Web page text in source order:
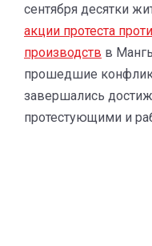
сентября десятки
акции протеста
производств в
прошедшие
завершались
протестующими и